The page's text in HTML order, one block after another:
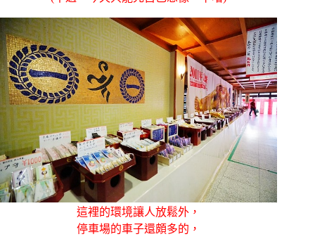
這裡的環境讓人放鬆外，
停車場的車子還頗多的，